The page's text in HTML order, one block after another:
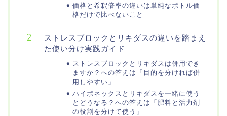
価格と希釈倍率の違いは単純なボトル価
格だけで比べないこと
ストレスブロックとリキダスの違いを踏まえ
た使い分け実践ガイド
ストレスブロックとリキダスは併用でき
ますか？への答えは「目的を分ければ併
用しやすい」
ハイポネックスとリキダスを一緒に使う
とどうなる？への答えは「肥料と活力剤
の役割を分けて使う」